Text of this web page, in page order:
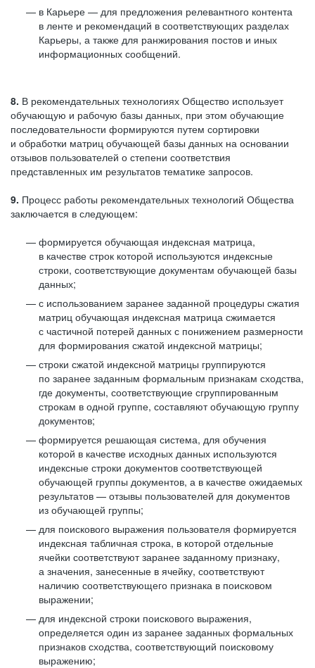
в Карьере — для предложения релевантного контента
в ленте и рекомендаций в соответствующих разделах
Карьеры, а также для ранжирования постов и иных
информационных сообщений.
8. В рекомендательных технологиях Общество использует
обучающую и рабочую базы данных, при этом обучающие
последовательности формируются путем сортировки
и обработки матриц обучающей базы данных на основании
отзывов пользователей о степени соответствия
представленных им результатов тематике запросов.
9. Процесс работы рекомендательных технологий Общества
заключается в следующем:
формируется обучающая индексная матрица,
в качестве строк которой используются индексные
строки, соответствующие документам обучающей базы
данных;
с использованием заранее заданной процедуры сжатия
матриц обучающая индексная матрица сжимается
с частичной потерей данных с понижением размерности
для формирования сжатой индексной матрицы;
строки сжатой индексной матрицы группируются
по заранее заданным формальным признакам сходства,
где документы, соответствующие сгруппированным
строкам в одной группе, составляют обучающую группу
документов;
формируется решающая система, для обучения
которой в качестве исходных данных используются
индексные строки документов соответствующей
обучающей группы документов, а в качестве ожидаемых
результатов — отзывы пользователей для документов
из обучающей группы;
для поискового выражения пользователя формируется
индексная табличная строка, в которой отдельные
ячейки соответствуют заранее заданному признаку,
а значения, занесенные в ячейку, соответствуют
наличию соответствующего признака в поисковом
выражении;
для индексной строки поискового выражения,
определяется один из заранее заданных формальных
признаков сходства, соответствующий поисковому
выражению;